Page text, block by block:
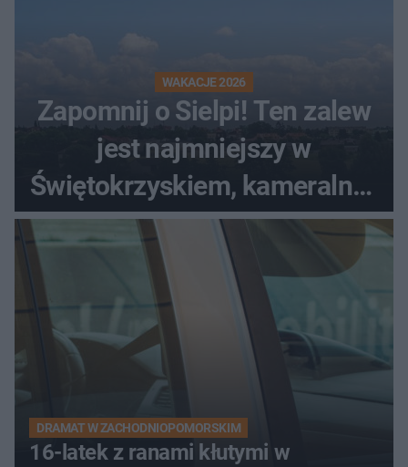
WAKACJE 2026
Zapomnij o Sielpi! Ten zalew
jest najmniejszy w
Świętokrzyskiem, kameralny i
bez tłumów
DRAMAT W ZACHODNIOPOMORSKIM
16-latek z ranami kłutymi w